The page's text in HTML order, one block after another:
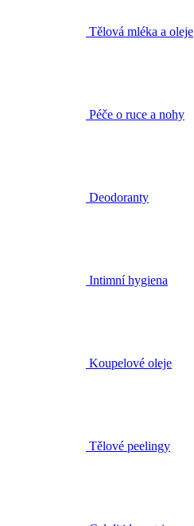
Tělová mléka a oleje
Péče o ruce a nohy
Deodoranty
Intimní hygiena
Koupelové oleje
Tělové peelingy